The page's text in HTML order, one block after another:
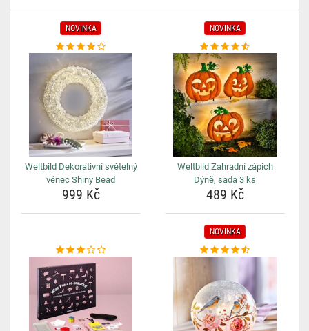
NOVINKA
Weltbild Dekorativní světelný
věnec Shiny Bead
999 Kč
NOVINKA
Weltbild Zahradní zápich
Dýně, sada 3 ks
489 Kč
NOVINKA